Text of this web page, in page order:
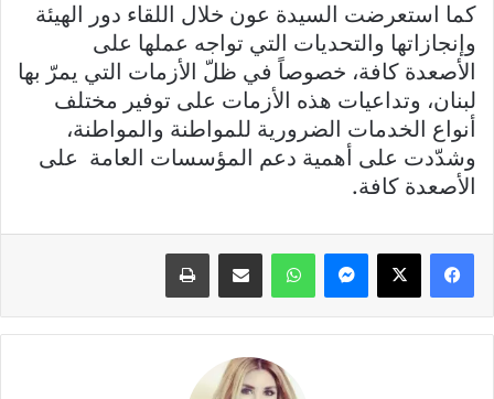
كما استعرضت السيدة عون خلال اللقاء دور الهيئة
وإنجازاتها والتحديات التي تواجه عملها على
الأصعدة كافة، خصوصاً في ظلّ الأزمات التي يمرّ بها
لبنان، وتداعيات هذه الأزمات على توفير مختلف
أنواع الخدمات الضرورية للمواطنة والمواطنة،
وشدّدت على أهمية دعم المؤسسات العامة على
الأصعدة كافة.
فيسبوك X ماسنجر واتساب مشاركة عبر البريد طباعة